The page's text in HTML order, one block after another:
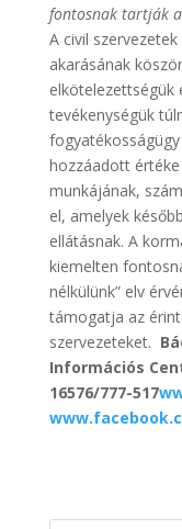
fontosnak tartják
A civil
akarásának
elkötelezettségük
tevékenységük
hozzáadott
munkájának,
el, amelyek
ellátásnak. A
kiemelten
nélkülünk” elv
támogatja az
szervezeteket.
Információs
16576/777-517